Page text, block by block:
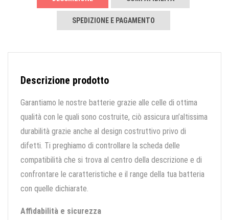
SPEDIZIONE E PAGAMENTO
Descrizione prodotto
Garantiamo le nostre batterie grazie alle celle di ottima
qualità con le quali sono costruite, ciò assicura un’altissima
durabilità grazie anche al design costruttivo privo di
difetti. Ti preghiamo di controllare la scheda delle
compatibilità che si trova al centro della descrizione e di
confrontare le caratteristiche e il range della tua batteria
con quelle dichiarate.
Affidabilità e sicurezza